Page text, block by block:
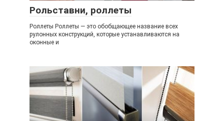
Рольставни, роллеты
Роллеты Роллеты — это обобщающее название всех
рулонных конструкций, которые устанавливаются на
оконные и